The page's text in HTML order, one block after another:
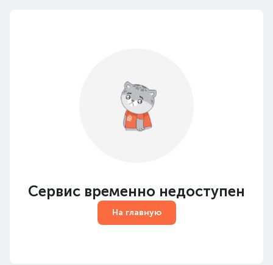
Сервис временно недоступен
На главную